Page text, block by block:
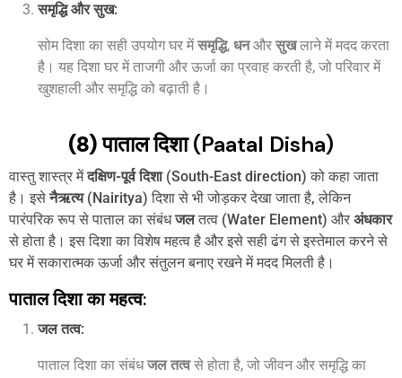
समृद्धि और सुख:
सोम दिशा का सही उपयोग घर मेंसमृद्धि, धनऔर सुखलाने में मदद करता
है। यह दिशा घर में ताजगी और ऊर्जा का प्रवाह करती है, जो परिवार में
खुशहाली और समृद्धि को बढ़ाती है।
(8) पाताल दिशा(Paatal Disha)
वास्तु शास्त्र मेंदक्षिण-पूर्व दिशा(South-East direction) को कहा जाता
है। इसेनैऋत्य(Nairitya) दिशा से भी जोड़कर देखा जाता है, लेकिन
पारंपरिक रूप से पाताल का संबंधजलतत्व (Water Element) और अंधकार
से होता है। इस दिशा का विशेष महत्व है और इसे सही ढंग से इस्तेमाल करने से
घर में सकारात्मक ऊर्जा और संतुलन बनाए रखने में मदद मिलती है।
पाताल दिशा का महत्व:
जल तत्व:
पाताल दिशा का संबंधजल तत्वसे होता है, जो जीवन और समृद्धि का